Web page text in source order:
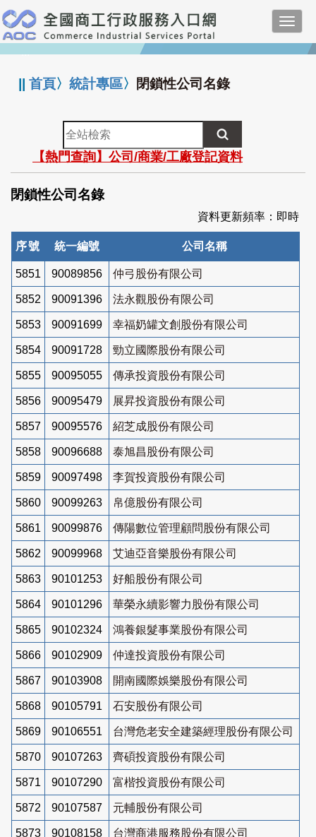
跳
到
主
要
:::
||首頁〉統計專區〉 閉鎖性公司名錄
全
站
檢
索
【熱門查詢】公司/商業/工廠登記資料
閉鎖性公司名錄
資料更新頻率：即時
序號 統一編號 公司名稱
5851 90089856 仲弓股份有限公司
5852 90091396 法永觀股份有限公司
5853 90091699 幸福奶罐文創股份有限公司
5854 90091728 勁立國際股份有限公司
5855 90095055 傳承投資股份有限公司
5856 90095479 展昇投資股份有限公司
5857 90095576 紹芝成股份有限公司
5858 90096688 泰旭昌股份有限公司
5859 90097498 李賀投資股份有限公司
5860 90099263 帛億股份有限公司
5861 90099876 傳陽數位管理顧問股份有限公司
5862 90099968 艾迪亞音樂股份有限公司
5863 90101253 好船股份有限公司
5864 90101296 華榮永續影響力股份有限公司
5865 90102324 鴻養銀髮事業股份有限公司
5866 90102909 仲達投資股份有限公司
5867 90103908 開南國際娛樂股份有限公司
5868 90105791 石安股份有限公司
5869 90106551 台灣危老安全建築經理股份有限公司
5870 90107263 齊碩投資股份有限公司
5871 90107290 富楷投資股份有限公司
5872 90107587 元輔股份有限公司
5873 90108158 台灣商港服務股份有限公司